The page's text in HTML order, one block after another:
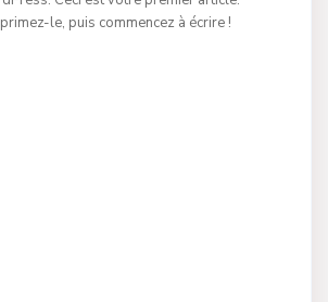
le, puis commencez à écrire !